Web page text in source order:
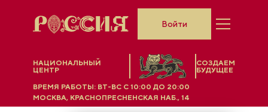
НАЦИОНАЛЬНЫЙ
ЦЕНТР
СОЗДАЕМ
БУДУЩЕЕ
ВРЕМЯ РАБОТЫ: ВТ-ВС C 10:00 ДО 20:00
МОСКВА, КРАСНОПРЕСНЕНСКАЯ НАБ., 14
Войти